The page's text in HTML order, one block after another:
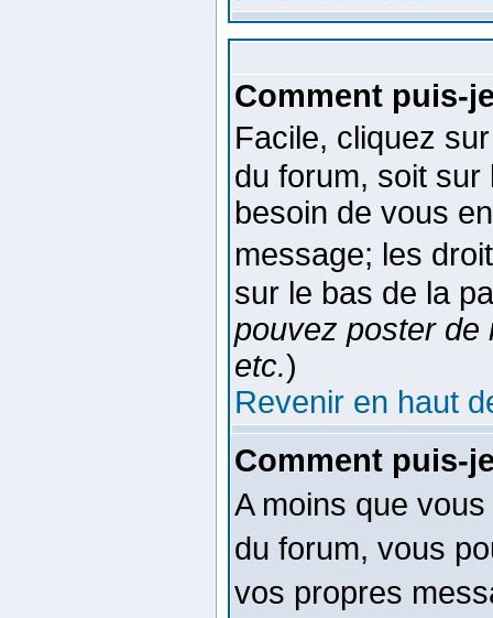
Comment puis-
Facile, cliquez
du forum, soit sur
besoin de vous
message; les
sur le bas de la
pouvez poster de
etc.)
Revenir en haut
Comment puis-
A moins que
du forum, vous
vos propres